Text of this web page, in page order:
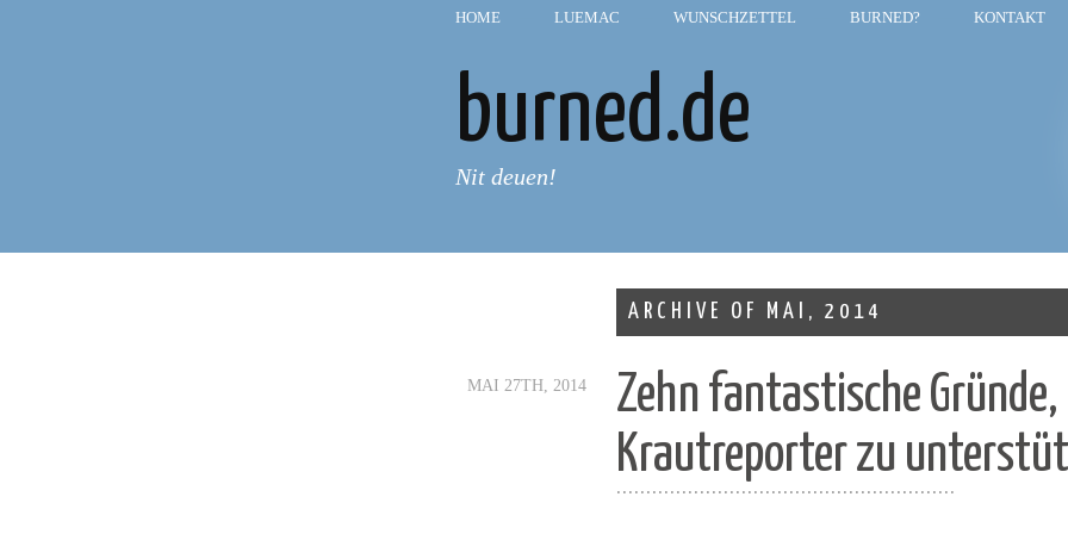
HOME LUEMAC WUNSCHZETTEL BURNED? KONTAKT
burned.de
Nit deuen!
ARCHIVE OF MAI, 2014
MAI 27TH, 2014
Zehn fantastische Gründe,
Krautreporter zu
.........................................................